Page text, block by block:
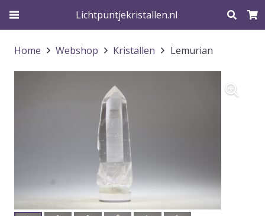
Lichtpuntjekristallen.nl
Home Webshop Kristallen Lemurian